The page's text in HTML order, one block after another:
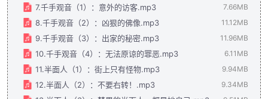
7.千手观音（1）：意外的访客.mp3 7.66MB
8.千手观音（2）：凶狠的佛像.mp3 11.12MB
9.千手观音（3）：出家的秘密.mp3 11.96MB
10.千手观音（4）：无法原谅的罪恶.mp3 6.11MB
11.半面人（1）：街上只有怪物.mp3 9.94MB
12.半面人（2）：不要右转！.mp3 9.34MB